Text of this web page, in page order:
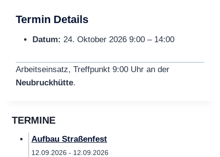
Termin Details
Datum: 24. Oktober 2026 9:00 – 14:00
Arbeitseinsatz, Treffpunkt 9:00 Uhr an der
Neubruckhütte.
TERMINE
Aufbau Straßenfest
12.09.2026 - 12.09.2026